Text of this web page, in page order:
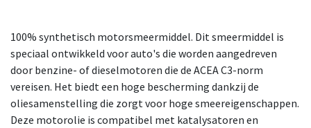
100% synthetisch motorsmeermiddel. Dit smeermiddel is
speciaal ontwikkeld voor auto's die worden aangedreven
door benzine- of dieselmotoren die de ACEA C3-norm
vereisen. Het biedt een hoge bescherming dankzij de
oliesamenstelling die zorgt voor hoge smeereigenschappen.
Deze motorolie is compatibel met katalysatoren en